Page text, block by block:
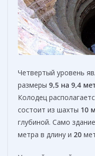
Четвертый уровень
размеры 9,5 на 9,4
Колодец
состоит из шахты 10
глубиной. Само
метра в длину и 20